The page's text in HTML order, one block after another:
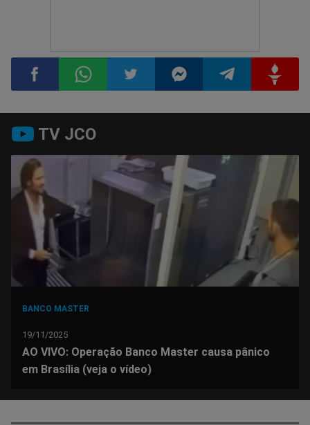
no
Facebook
no
Whatsapp
no
Twitter
no
Messenger
no
Telegram
no
Gettr
TV JCO
BANCO MASTER
19/11/2025
AO VIVO: Operação Banco Master causa pânico
em Brasília (veja o vídeo)